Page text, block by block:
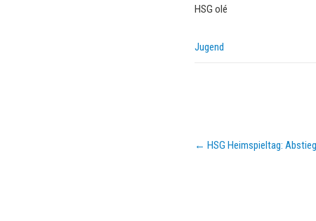
HSG olé
Jugend
Post
navigation
← HSG Heimspieltag: